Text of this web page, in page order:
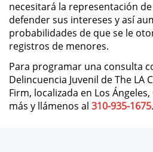
DUI
DMV
DUI Causing Injury
necesitará la representación
defender sus intereses y así
probabilidades de que se le
registros de menores.
Para programar una consulta
Delincuencia Juvenil de The LA
Firm, localizada en Los
más y llámenos al 310-935-1675.